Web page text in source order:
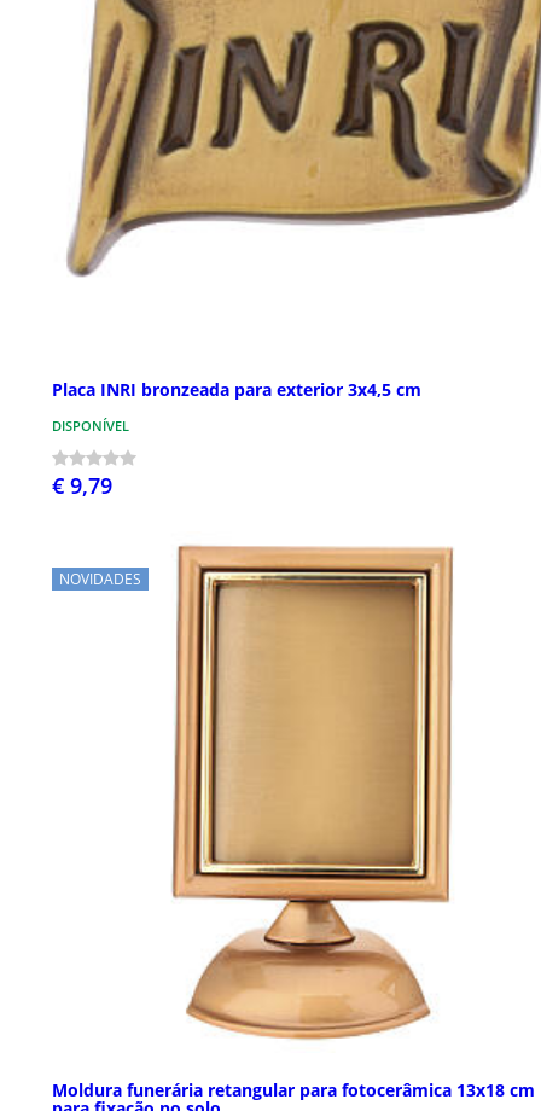
Placa INRI bronzeada para exterior 3x4,5 cm
DISPONÍVEL
€ 9,79
NOVIDADES
Moldura funerária retangular para fotocerâmica 13x18 cm